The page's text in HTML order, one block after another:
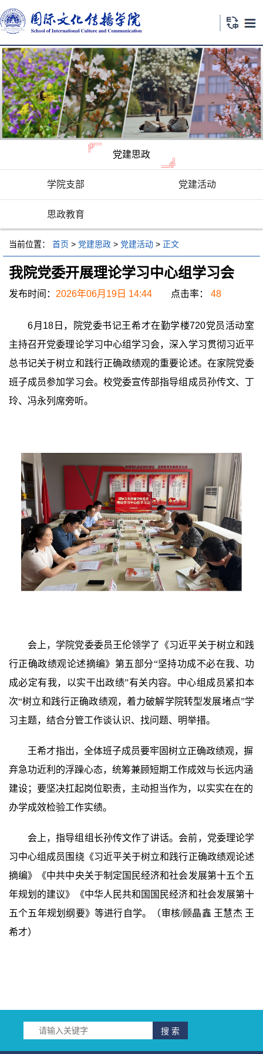
党建思政
学院支部 党建活动
思政教育
当前位置： 首页 > 党建思政 > 党建活动 > 正文
我院党委开展理论学习中心组学习会
发布时间： 2026年06月19日 14:44 点击率： 48
6月18日，院党委书记王希才在勤学楼720党员活动室
主持召开党委理论学习中心组学习会，深入学习贯彻习近平
总书记关于树立和践行正确政绩观的重要论述。 在家院党委
班子成员参加学习会。校党委宣传部指导组成员孙传文、丁
玲、冯永列席旁听。
会上，学院党委委员王伦领学了 《习近平关于树立和践
行正确政绩观论述摘编》第五部分“坚持功成不必在我、功
成必定有我，以实干出政绩”有关内容。中心组成员紧扣本
次“树立和践行正确政绩观，着力破解学院转型发展堵点”学
习主题，结合分管工作谈认识、找问题、明举措。
王希才指出，全体班子成员要牢固树立正确政绩观，摒
弃急功近利的浮躁心态，统筹兼顾短期工作成效与长远内涵
建设； 要坚决扛起岗位职责，主动担当作为，以实实在在的
办学成效检验工作实绩。
会上，指导组组长孙传文作了讲话。会前，党委理论学
习中心组成员围绕《习近平关于树立和践行正确政绩观论述
摘编》《中共中央关于制定国民经济和社会发展第十五个五
年规划的建议》《中华人民共和国国民经济和社会发展第十
五个五年规划纲要》等进行自学。（审核/顾晶鑫 王慧杰 王
希才）
搜 索